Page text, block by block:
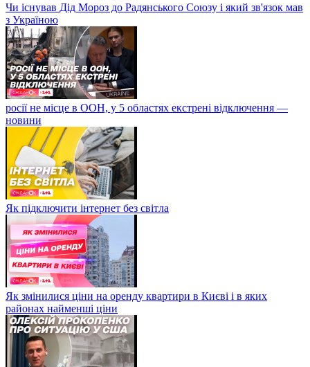
Чи існував Дід Мороз до Радянського Союзу і який зв'язок мав
з Україною
росії не місце в ООН, у 5 областях екстрені відключення —
новини
Як підключити інтернет без світла
Як змінилися ціни на оренду квартири в Києві і в яких
районах найменші ціни